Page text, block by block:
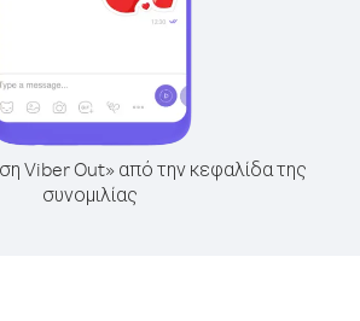
Viber Out» από την κεφαλίδα της
συνομιλίας